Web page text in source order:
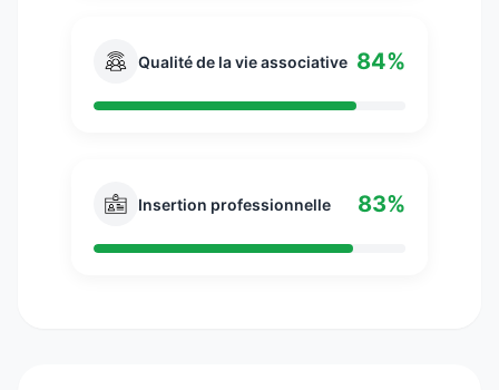
Qualité de la vie associative 84%
Insertion professionnelle 83%